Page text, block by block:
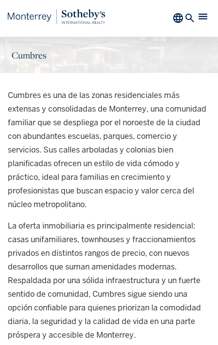
Cumbres
Cumbres es una de las zonas residenciales más
extensas y consolidadas de Monterrey, una comunidad
familiar que se despliega por el noroeste de la ciudad
con abundantes escuelas, parques, comercio y
servicios. Sus calles arboladas y colonias bien
planificadas ofrecen un estilo de vida cómodo y
práctico, ideal para familias en crecimiento y
profesionistas que buscan espacio y valor cerca del
núcleo metropolitano.
La oferta inmobiliaria es principalmente residencial:
casas unifamiliares, townhouses y fraccionamientos
privados en distintos rangos de precio, con nuevos
desarrollos que suman amenidades modernas.
Respaldada por una sólida infraestructura y un fuerte
sentido de comunidad, Cumbres sigue siendo una
opción confiable para quienes priorizan la comodidad
diaria, la seguridad y la calidad de vida en una parte
próspera y accesible de Monterrey.